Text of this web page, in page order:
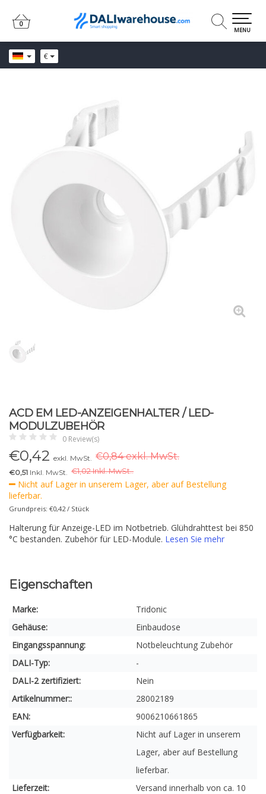
€
0
0
MENU
ACD EM LED-ANZEIGENHALTER / LED-
MODULZUBEHÖR
0 Review(s)
€0,42 exkl. MwSt. €0,84 exkl. MwSt.
€0,51 Inkl. MwSt. €1,02 Inkl. MwSt..
Nicht auf Lager in unserem Lager, aber auf Bestellung
lieferbar.
Grundpreis: €0,42 / Stück
Halterung für Anzeige-LED im Notbetrieb. Glühdrahttest bei 850
°C bestanden. Zubehör für LED-Module. Lesen Sie mehr
Eigenschaften
Marke:
Tridonic
Gehäuse:
Einbaudose
Eingangsspannung:
Notbeleuchtung Zubehör
DALI-Typ:
-
DALI-2 zertifiziert:
Nein
Artikelnummer::
28002189
EAN:
9006210661865
Verfügbarkeit:
Nicht auf Lager in unserem
Lager, aber auf Bestellung
lieferbar.
Lieferzeit:
Versand innerhalb von ca. 10